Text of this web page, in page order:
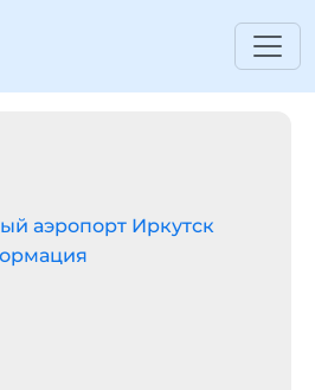
аэропорт Иркутск